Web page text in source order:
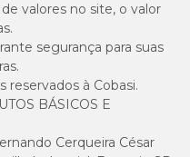
valores no site, o valor
segurança para suas
reservados à Cobasi.
BÁSICOS E
Cerqueira César